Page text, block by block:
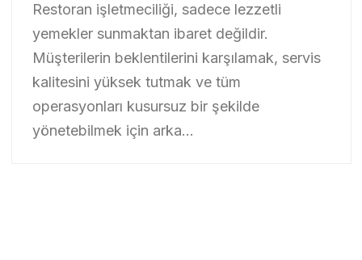
Restoran işletmeciliği, sadece lezzetli
yemekler sunmaktan ibaret değildir.
Müşterilerin beklentilerini karşılamak, servis
kalitesini yüksek tutmak ve tüm
operasyonları kusursuz bir şekilde
yönetebilmek için arka...